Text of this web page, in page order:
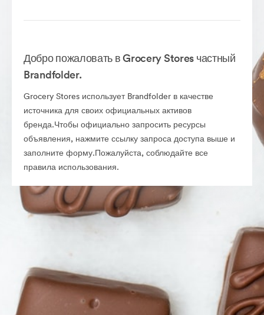
Добро пожаловать в Grocery Stores частный
Brandfolder.
Grocery Stores использует Brandfolder в качестве
источника для своих официальных активов
бренда.Чтобы официально запросить ресурсы
объявления, нажмите ссылку запроса доступа выше и
заполните форму.Пожалуйста, соблюдайте все
правила использования.